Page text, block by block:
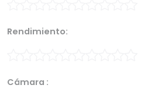
Rendimiento:
Cámara :